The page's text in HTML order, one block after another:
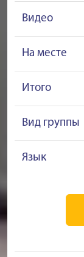
Видео
На месте
Итого
Вид группы
Язык